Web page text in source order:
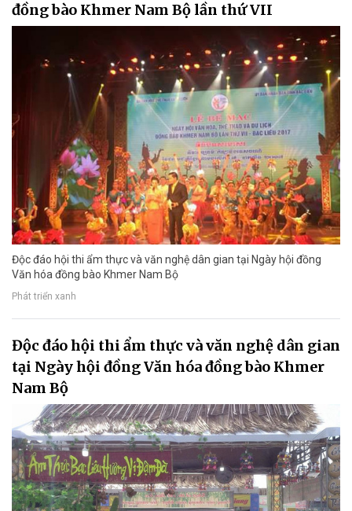
đồng bào Khmer Nam Bộ lần thứ VII
Độc đáo hội thi ẩm thực và văn nghệ dân gian tại Ngày hội đồng
Văn hóa đồng bào Khmer Nam Bộ
Phát triển xanh
Độc đáo hội thi ẩm thực và văn nghệ dân gian
tại Ngày hội đồng Văn hóa đồng bào Khmer
Nam Bộ